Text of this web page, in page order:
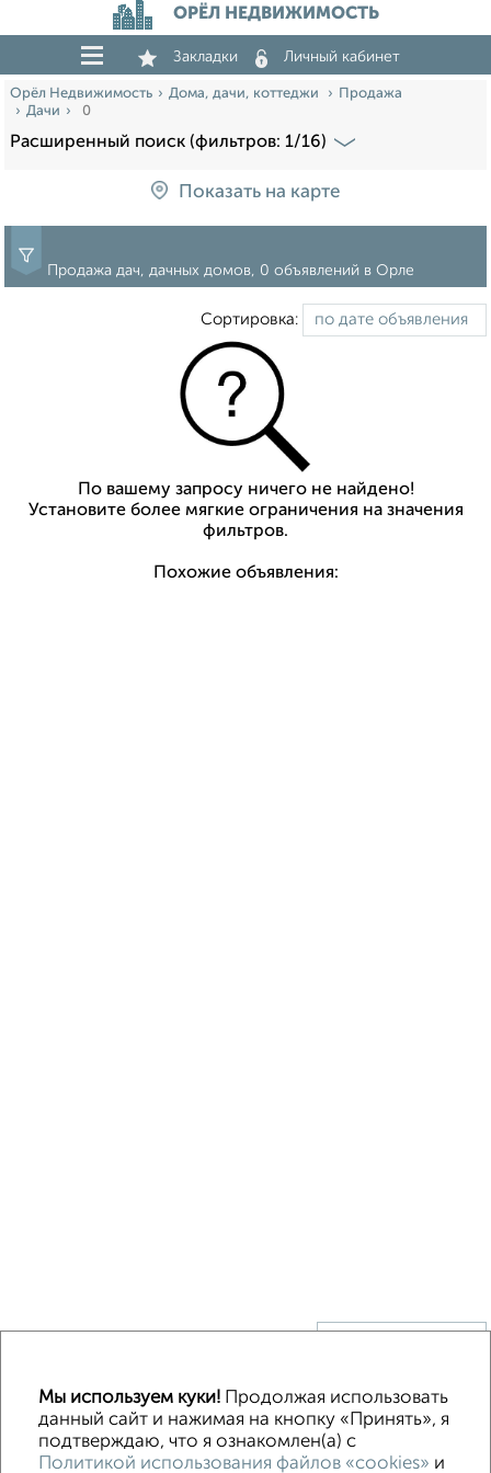
ОРЁЛ НЕДВИЖИМОСТЬ
Закладки Личный кабинет
Орёл Недвижимость Дома, дачи, коттеджи
Продажа
Дачи
0
Расширенный поиск (фильтров: 1/16)
Показать на карте
Продажа дач, дачных домов, 0 объявлений в Орле
Сортировка:
По вашему запросу ничего не найдено!
Установите более мягкие ограничения на значения
фильтров.
Похожие объявления:
Без посредников В деревне Каркасный
Деревянный
Готовый дом Под ключ Загородный
Мы используем куки!Продолжая использовать
данный сайт и нажимая на кнопку «Принять», я
подтверждаю, что я ознакомлен(а) с
Политикой использования файлов «cookies» и